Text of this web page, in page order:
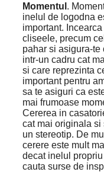
Momentul .
inelul de logodna
important.
cliseele, precum
pahar si asigura-te
intr-un cadru cat
si care reprezinta
important pentru
sa te asiguri ca
mai frumoase
Cererea in
cat mai originala si
un stereotip. De
cerere este mult
decat inelul
cauta surse de